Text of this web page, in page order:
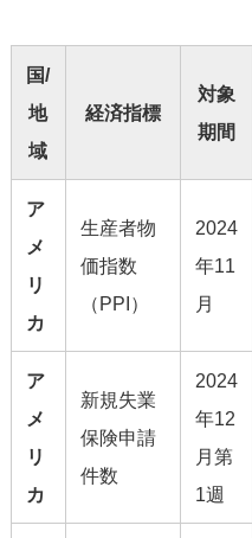
国/
地
域
経済指標
対象
期間
ア
メ
リ
カ
生産者物
価指数
（PPI）
2024
年11
月
ア
メ
リ
カ
新規失業
保険申請
件数
2024
年12
月第
1週